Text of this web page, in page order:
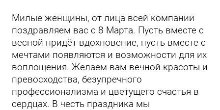
Милые женщины, от лица всей компании
поздравляем вас с 8 Марта. Пусть вместе с
весной придёт вдохновение, пусть вместе с
мечтами появляются и возможности для их
воплощения. Желаем вам вечной красоты и
превосходства, безупречного
профессионализма и цветущего счастья в
сердцах. В честь праздника мы